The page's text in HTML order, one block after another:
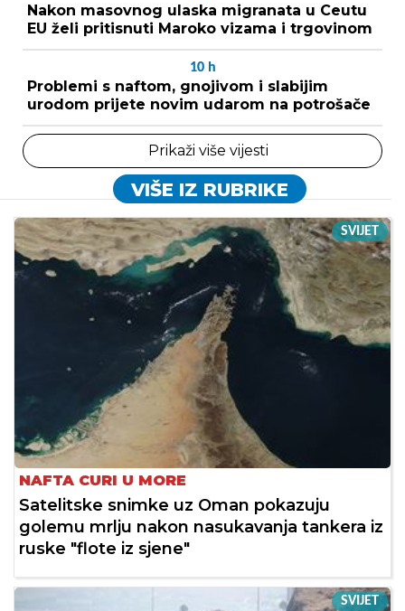
Nakon masovnog ulaska migranata u Ceutu
EU želi pritisnuti Maroko vizama i trgovinom
10 h
Problemi s naftom, gnojivom i slabijim
urodom prijete novim udarom na potrošače
Prikaži više vijesti
VIŠE IZ RUBRIKE
SVIJET
NAFTA CURI U MORE
Satelitske snimke uz Oman pokazuju
golemu mrlju nakon nasukavanja tankera iz
ruske "flote iz sjene"
SVIJET